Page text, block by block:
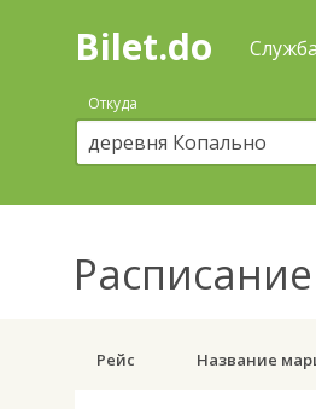
Поиск
покупка
билетов
автобус
онлайн
Bilet.do
Откуда
Рейс Название